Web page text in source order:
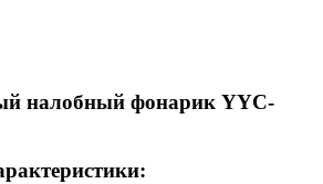
налобный фонарик YYC-